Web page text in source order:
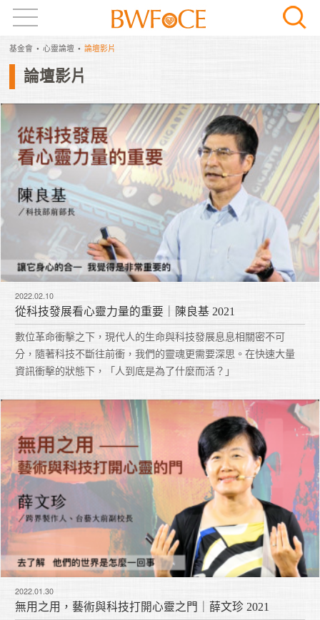
基金會 心靈論壇 論壇影片
論壇影片
2022.02.10
從科技發展看心靈力量的重要｜陳良基 2021
數位革命衝擊之下，現代人的生命與科技發展息息相關密不可
分，隨著科技不斷往前衝，我們的靈魂更需要深思。在快速大量
資訊衝擊的狀態下，「人到底是為了什麼而活？」
2022.01.30
無用之用，藝術與科技打開心靈之門｜薛文珍 2021